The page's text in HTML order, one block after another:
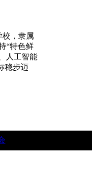
校，隶属
“特色鲜
人工智能
稳步迈